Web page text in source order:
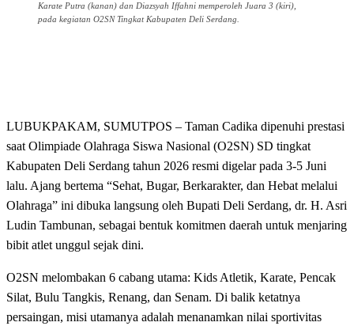
Karate Putra (kanan) dan Diazsyah Iffahni memperoleh Juara 3 (kiri),
pada kegiatan O2SN Tingkat Kabupaten Deli Serdang.
LUBUKPAKAM, SUMUTPOS – Taman Cadika dipenuhi prestasi
saat Olimpiade Olahraga Siswa Nasional (O2SN) SD tingkat
Kabupaten Deli Serdang tahun 2026 resmi digelar pada 3-5 Juni
lalu. Ajang bertema “Sehat, Bugar, Berkarakter, dan Hebat melalui
Olahraga” ini dibuka langsung oleh Bupati Deli Serdang, dr. H. Asri
Ludin Tambunan, sebagai bentuk komitmen daerah untuk menjaring
bibit atlet unggul sejak dini.
O2SN melombakan 6 cabang utama: Kids Atletik, Karate, Pencak
Silat, Bulu Tangkis, Renang, dan Senam. Di balik ketatnya
persaingan, misi utamanya adalah menanamkan nilai sportivitas